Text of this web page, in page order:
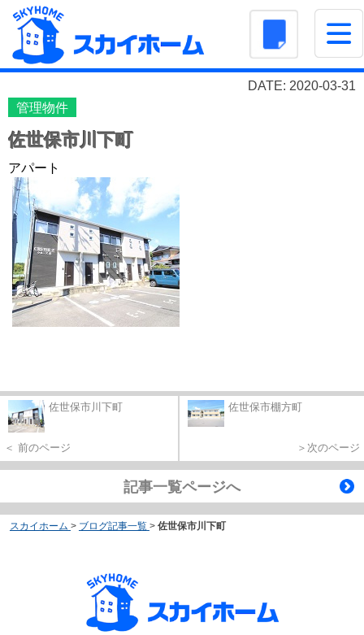
DATE: 2020-03-31
管理物件
佐世保市川下町
アパート
佐世保市川下町
＜ 前のページ
佐世保市棚方町
＞次のページ
記事一覧ページへ
スカイホーム > ブログ記事一覧 > 佐世保市川下町